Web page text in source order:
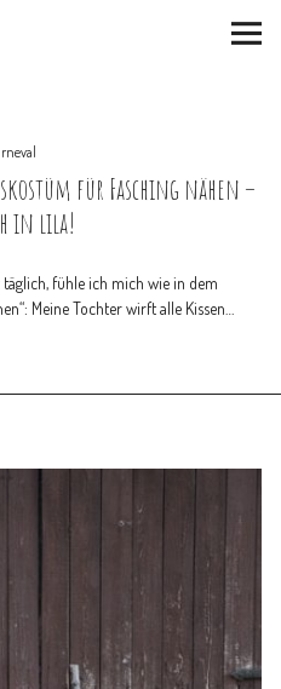
für Fasching nähen –
in lila!
fühle ich mich wie in dem
Meine Tochter wirft alle Kissen…